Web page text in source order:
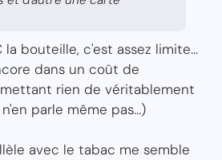
bouteille, c'est assez limite...
dans un coût de
rien de véritablement
parle même pas...)
avec le tabac me semble